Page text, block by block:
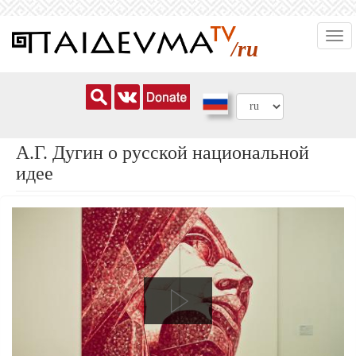
основному
/ru
А.Г. Дугин о русской национальной
идее